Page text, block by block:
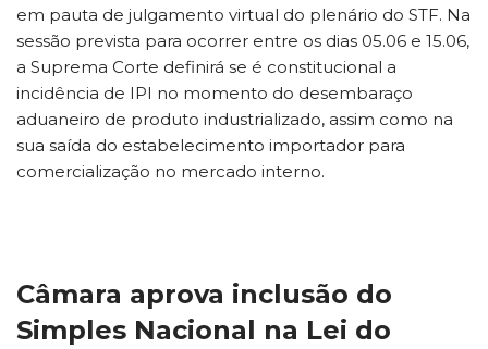
em pauta de julgamento virtual do plenário do STF. Na
sessão prevista para ocorrer entre os dias 05.06 e 15.06,
a Suprema Corte definirá se é constitucional a
incidência de IPI no momento do desembaraço
aduaneiro de produto industrializado, assim como na
sua saída do estabelecimento importador para
comercialização no mercado interno.
Câmara aprova inclusão do
Simples Nacional na Lei do